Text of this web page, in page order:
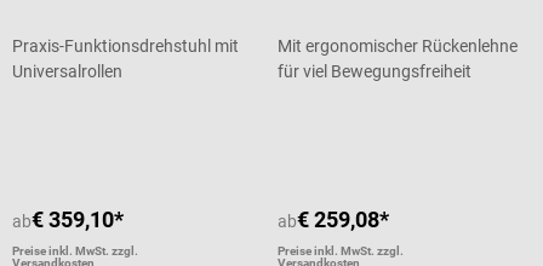
Praxis-Funktionsdrehstuhl mit
Universalrollen
ab€ 359,10*
Preise inkl. MwSt. zzgl.
Versandkosten
Mit ergonomischer Rückenlehne
für viel Bewegungsfreiheit
ab€ 259,08*
Preise inkl. MwSt. zzgl.
Versandkosten